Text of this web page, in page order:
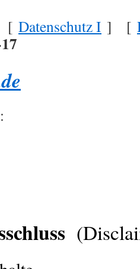
[ Datenschutz I ] [